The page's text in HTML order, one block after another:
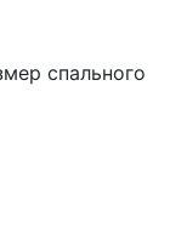
спального